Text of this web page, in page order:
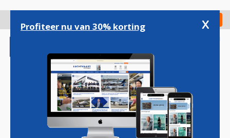
gaan
Check in
Magazine Podcasts Vacatures
Profiteer nu van 30% korting x